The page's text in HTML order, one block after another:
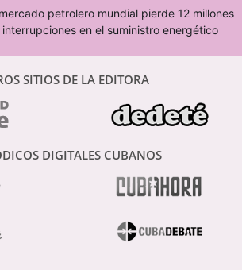
petrolero mundial pierde 12 millones
en el suministro energético
SITIOS DE LA EDITORA
DIGITALES CUBANOS